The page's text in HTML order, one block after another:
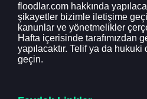
floodlar.com hakkında
şikayetler bizimle iletişime
kanunlar ve yönetmelikler
Hafta içerisinde tarafımızdan
yapılacaktır. Telif ya da
geçin.